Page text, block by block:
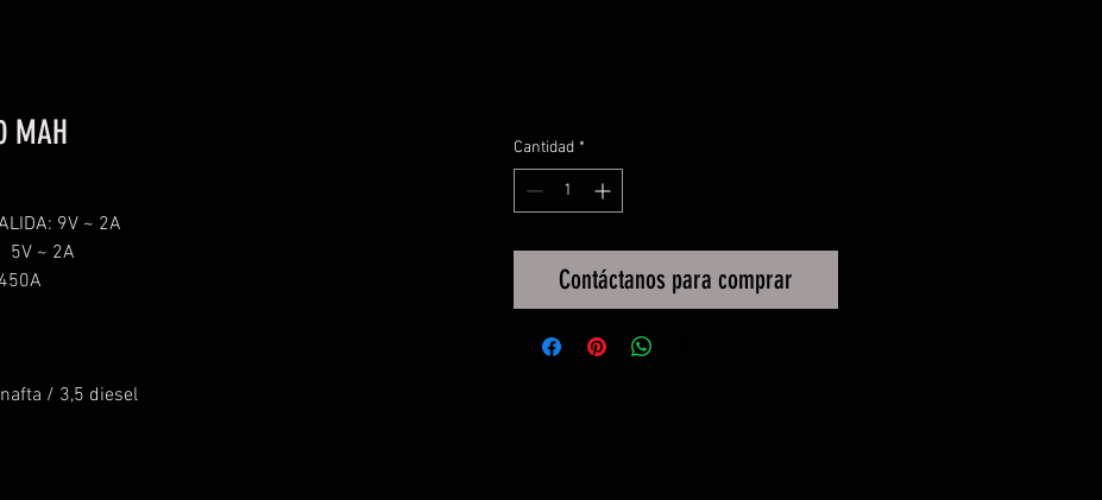
MAH
9V ~ 2A
nafta / 3,5 diesel
Cantidad *
Contáctanos para comprar